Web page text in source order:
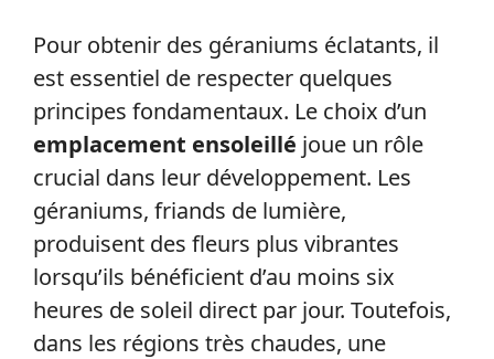
Pour obtenir des géraniums éclatants, il
est essentiel de respecter quelques
principes fondamentaux. Le choix d’un
emplacement ensoleillé joue un rôle
crucial dans leur développement. Les
géraniums, friands de lumière,
produisent des fleurs plus vibrantes
lorsqu’ils bénéficient d’au moins six
heures de soleil direct par jour. Toutefois,
dans les régions très chaudes, une